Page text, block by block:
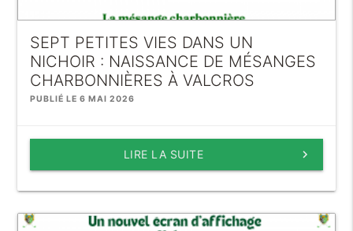
SEPT PETITES VIES DANS UN
NICHOIR : NAISSANCE DE MÉSANGES
CHARBONNIÈRES À VALCROS
PUBLIÉ LE 6 MAI 2026
keyboard_arrow_right
LIRE LA SUITE